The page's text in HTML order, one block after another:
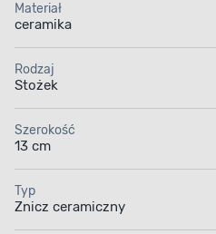
Materiał
ceramika
Rodzaj
Stożek
Szerokość
13 cm
Typ
Znicz ceramiczny